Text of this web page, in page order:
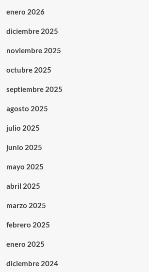
enero 2026
diciembre 2025
noviembre 2025
octubre 2025
septiembre 2025
agosto 2025
julio 2025
junio 2025
mayo 2025
abril 2025
marzo 2025
febrero 2025
enero 2025
diciembre 2024